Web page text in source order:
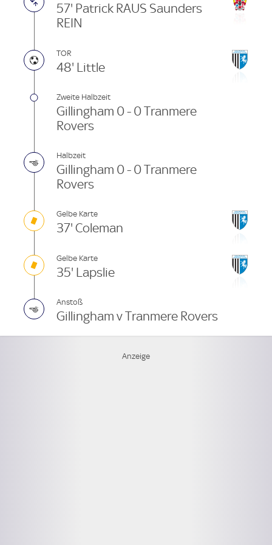
57' Patrick RAUS Saunders
REIN
TOR
48' Little
Zweite Halbzeit
Gillingham 0 - 0 Tranmere
Rovers
Halbzeit
Gillingham 0 - 0 Tranmere
Rovers
Gelbe Karte
37' Coleman
Gelbe Karte
35' Lapslie
Anstoß
Gillingham v Tranmere Rovers